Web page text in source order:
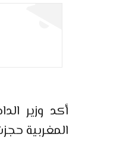
المغربية حجزت خلال سنة 2014 ما